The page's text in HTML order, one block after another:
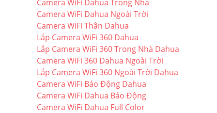
Camera WiFi Dahua Trong Nhà
Camera WiFi Dahua Ngoài Trời
Camera WiFi Thân Dahua
Lắp Camera WiFi 360 Dahua
Lắp Camera WiFi 360 Trong Nhà Dahua
Camera WiFi 360 Dahua Ngoài Trời
Lắp Camera WiFi 360 Ngoài Trời Dahua
Camera WiFi Báo Động Dahua
Camera WiFi Dahua Báo Động
Camera WiFi Dahua Full Color